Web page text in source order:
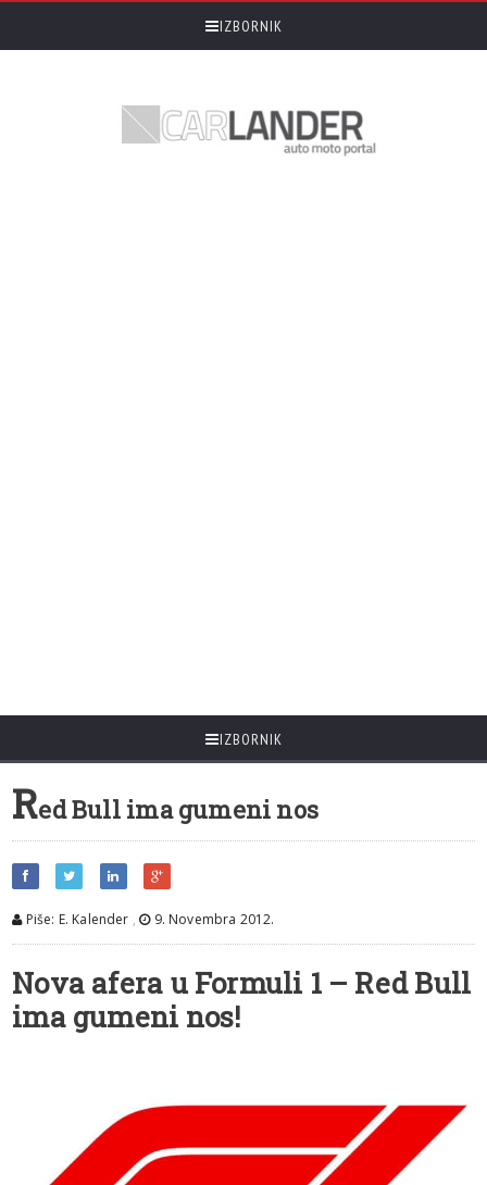
IZBORNIK
IZBORNIK
Red Bull ima gumeni nos
Piše: E. Kalender , 9. Novembra 2012.
Nova afera u Formuli 1 – Red Bull
ima gumeni nos!